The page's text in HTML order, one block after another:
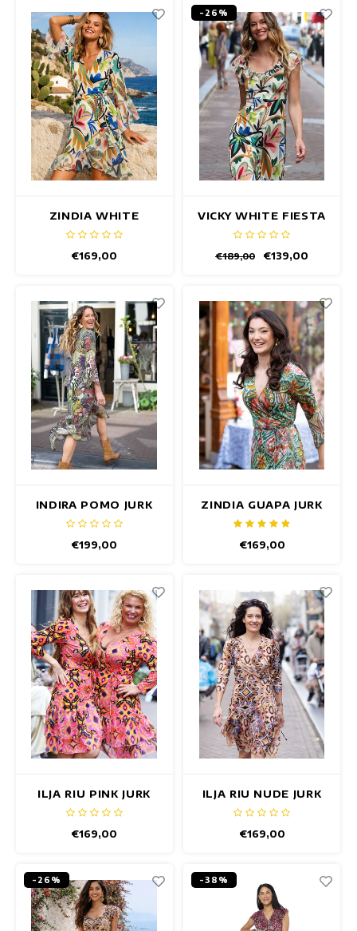
ZINDIA WHITE
FIESTA JURK
€169,00
-26%
VICKY WHITE FIESTA
JURK
€189,00 €139,00
INDIRA POMO JURK
€199,00
ZINDIA GUAPA JURK
€169,00
ILJA RIU PINK JURK
€169,00
ILJA RIU NUDE JURK
€169,00
-26% -38%